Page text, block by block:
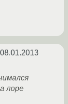
08.01.2013
лоре